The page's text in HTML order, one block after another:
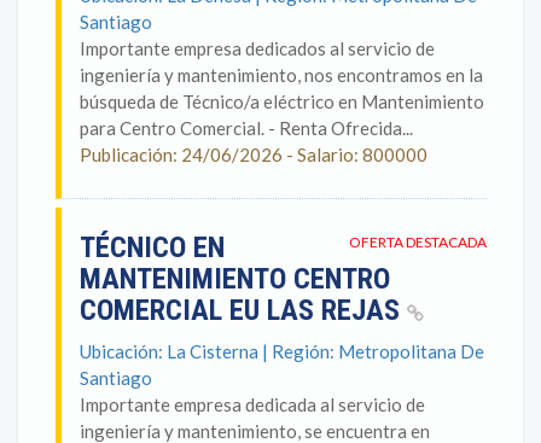
Santiago
Importante empresa dedicados al servicio de
ingeniería y mantenimiento, nos encontramos en la
búsqueda de Técnico/a eléctrico en Mantenimiento
para Centro Comercial. - Renta Ofrecida...
Publicación: 24/06/2026 - Salario: 800000
OFERTA DESTACADA
TÉCNICO EN
MANTENIMIENTO CENTRO
COMERCIAL EU LAS REJAS
Ubicación: La Cisterna | Región: Metropolitana De
Santiago
Importante empresa dedicada al servicio de
ingeniería y mantenimiento, se encuentra en